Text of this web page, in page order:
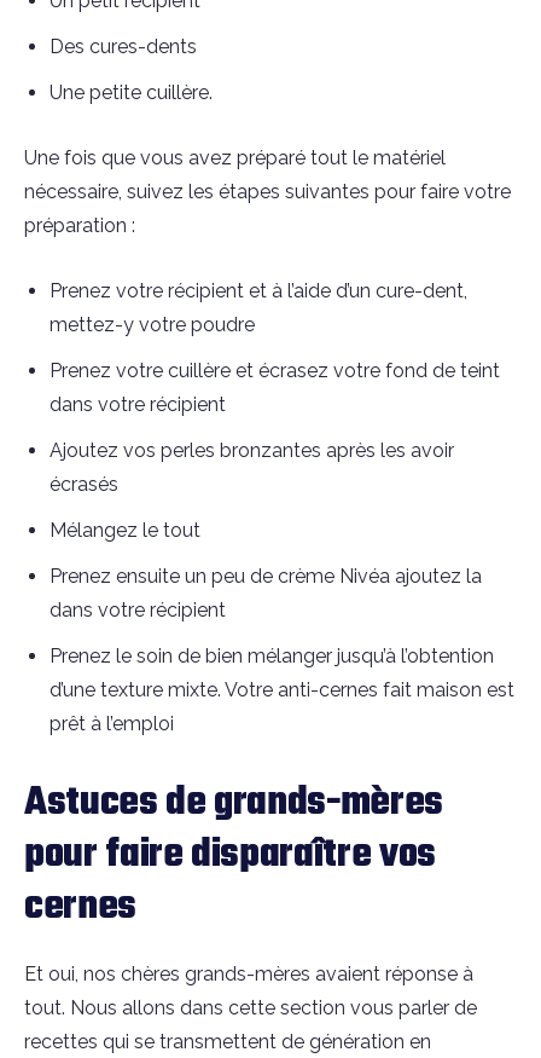
Des cures-dents
Une petite cuillère.
Une fois que vous avez préparé tout le matériel
nécessaire, suivez les étapes suivantes pour faire votre
préparation :
Prenez votre récipient et à l’aide d’un cure-dent,
mettez-y votre poudre
Prenez votre cuillère et écrasez votre fond de teint
dans votre récipient
Ajoutez vos perles bronzantes après les avoir
écrasés
Mélangez le tout
Prenez ensuite un peu de crème Nivéa ajoutez la
dans votre récipient
Prenez le soin de bien mélanger jusqu’à l’obtention
d’une texture mixte. Votre anti-cernes fait maison est
prêt à l’emploi
Astuces de grands-mères
pour faire disparaître vos
cernes
Et oui, nos chères grands-mères avaient réponse à
tout. Nous allons dans cette section vous parler de
recettes qui se transmettent de génération en